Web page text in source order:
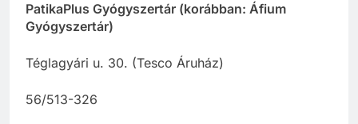
PatikaPlus Gyógyszertár (korábban: Áfium
Gyógyszertár)
Téglagyári u. 30. (Tesco Áruház)
56/513-326